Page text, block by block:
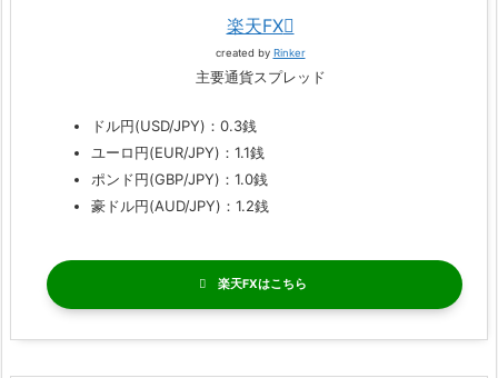
楽天FX
created by Rinker
主要通貨スプレッド
ドル円(USD/JPY)：0.3銭
ユーロ円(EUR/JPY)：1.1銭
ポンド円(GBP/JPY)：1.0銭
豪ドル円(AUD/JPY)：1.2銭
楽天FX